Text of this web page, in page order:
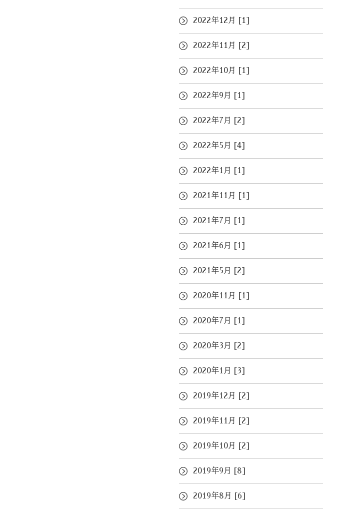
2022年12月 [1]
2022年11月 [2]
2022年10月 [1]
2022年9月 [1]
2022年7月 [2]
2022年5月 [4]
2022年1月 [1]
2021年11月 [1]
2021年7月 [1]
2021年6月 [1]
2021年5月 [2]
2020年11月 [1]
2020年7月 [1]
2020年3月 [2]
2020年1月 [3]
2019年12月 [2]
2019年11月 [2]
2019年10月 [2]
2019年9月 [8]
2019年8月 [6]